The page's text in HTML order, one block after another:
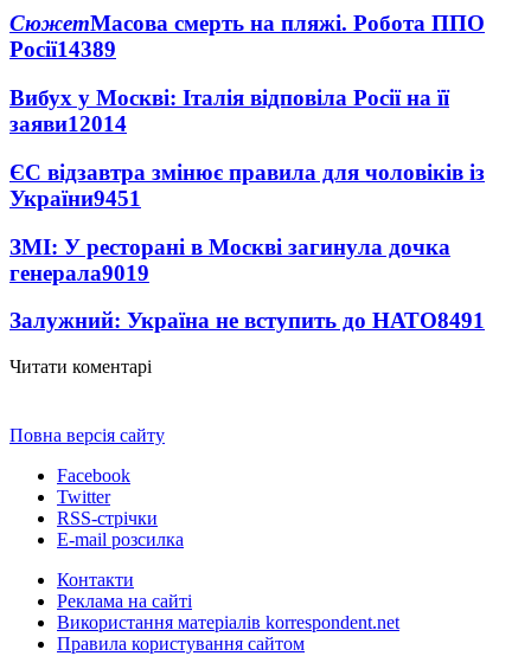
СюжетМасова смерть на пляжі. Робота ППО
Росії14389
Вибух у Москві: Італія відповіла Росії на її
заяви12014
ЄС відзавтра змінює правила для чоловіків із
України9451
ЗМІ: У ресторані в Москві загинула дочка
генерала9019
Залужний: Україна не вступить до НАТО8491
Читати коментарі
Повна версія сайту
Facebook
Twitter
RSS-стрічки
E-mail розсилка
Контакти
Реклама на сайті
Використання матеріалів korrespondent.net
Правила користування сайтом